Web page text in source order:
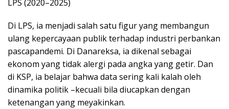
LPS (2020–2025)
Di LPS, ia menjadi salah satu figur yang membangun
ulang kepercayaan publik terhadap industri perbankan
pascapandemi. Di Danareksa, ia dikenal sebagai
ekonom yang tidak alergi pada angka yang getir. Dan
di KSP, ia belajar bahwa data sering kali kalah oleh
dinamika politik –kecuali bila diucapkan dengan
ketenangan yang meyakinkan.